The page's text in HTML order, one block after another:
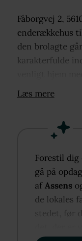
Fåborgvej 2,
enderækkehus
den brolagte
karakterfulde
trægulve og
mod de
bor tæt på
havn, marina,
forenings- og
Læs mere
Forestil dig
gå på
afAssens
de lokales
stedet, før